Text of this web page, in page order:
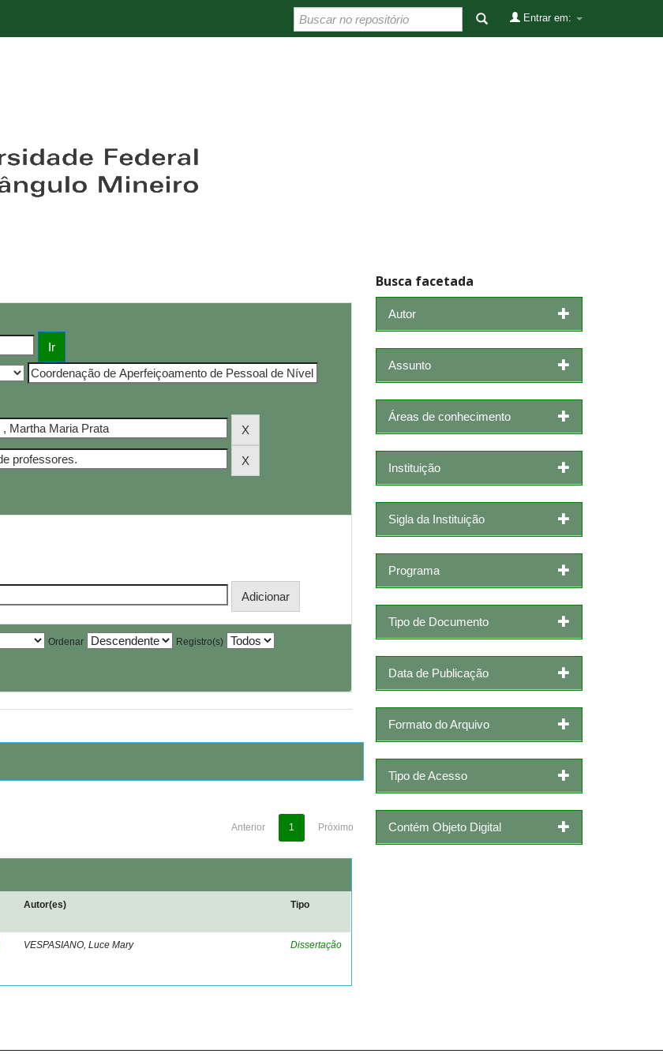
Entrar em:
Ordenar Registro(s)
Anterior 1 Próximo
Autor(es) Tipo
VESPASIANO, Luce Mary Dissertação
Busca facetada
Autor
Assunto
Áreas de conhecimento
Instituição
Sigla da Instituição
Programa
Tipo de Documento
Data de Publicação
Formato do Arquivo
Tipo de Acesso
Contém Objeto Digital